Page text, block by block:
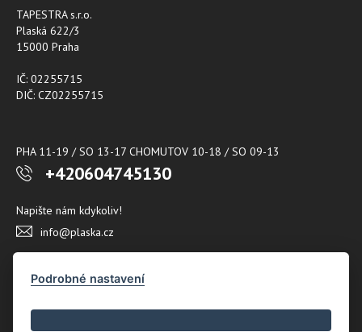
TAPESTRA s.r.o.
Plaská 622/3
15000 Praha
IČ: 02255715
DIČ: CZ02255715
PHA 11-19 / SO 13-17 CHOMUTOV 10-18 / SO 09-13
+420604745130
Napište nám kdykoliv!
info@plaska.cz
Podrobné nastavení